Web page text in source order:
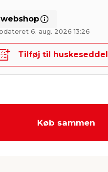
6. aug. 2026 13:26
Tilføj til huskeseddel
Køb sammen